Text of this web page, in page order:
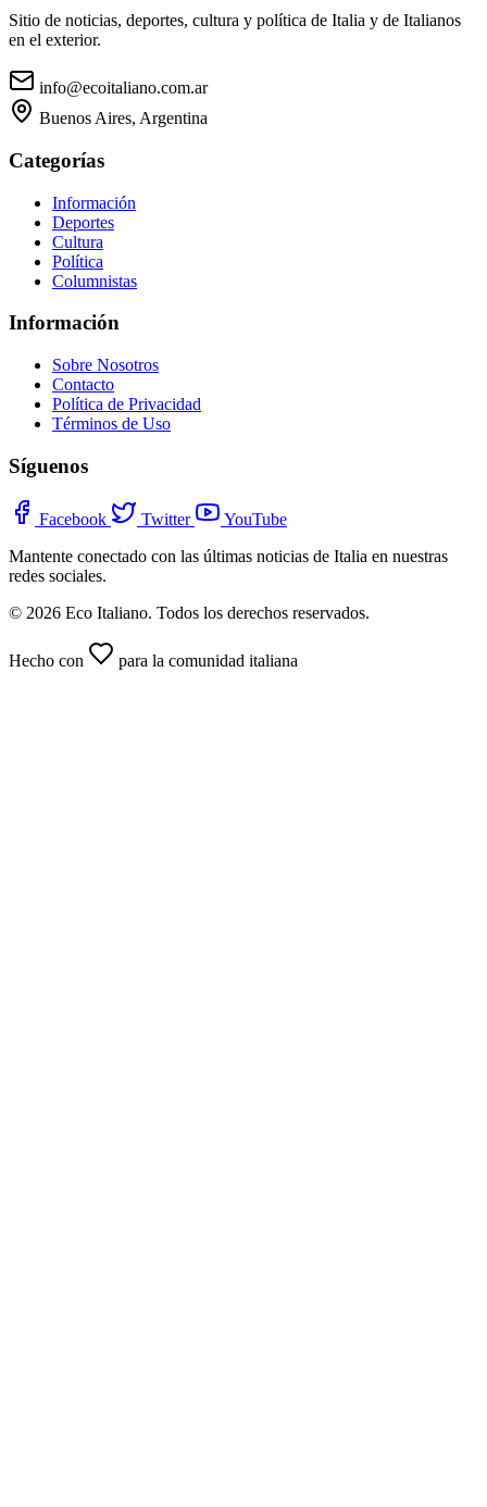
Sitio de noticias, deportes, cultura y política de Italia y de Italianos
en el exterior.
info@ecoitaliano.com.ar
Buenos Aires, Argentina
Categorías
Información
Deportes
Cultura
Política
Columnistas
Información
Sobre Nosotros
Contacto
Política de Privacidad
Términos de Uso
Síguenos
Facebook Twitter
YouTube
Mantente conectado con las últimas noticias de Italia en nuestras
redes sociales.
© 2026 Eco Italiano. Todos los derechos reservados.
Hecho con para la comunidad italiana